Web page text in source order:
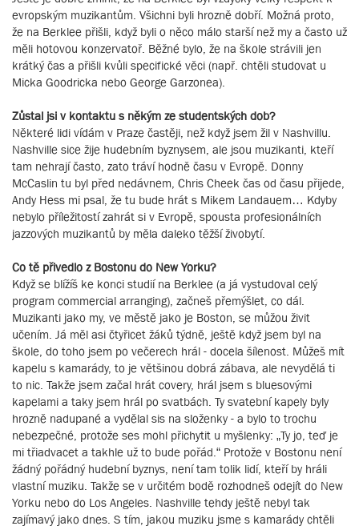
evropským muzikantům. Všichni byli hrozně dobří. Možná proto,
že na Berklee přišli, když byli o něco málo starší než my a často už
měli hotovou konzervatoř. Běžné bylo, že na škole strávili jen
krátký čas a přišli kvůli specifické věci (např. chtěli studovat u
Micka Goodricka nebo George Garzonea).
Zůstal jsi v kontaktu s někým ze studentských dob?
Některé lidi vídám v Praze častěji, než když jsem žil v Nashvillu.
Nashville sice žije hudebním byznysem, ale jsou muzikanti, kteří
tam nehrají často, zato tráví hodně času v Evropě. Donny
McCaslin tu byl před nedávnem, Chris Cheek čas od času přijede,
Andy Hess mi psal, že tu bude hrát s Mikem Landauem… Kdyby
nebylo příležitostí zahrát si v Evropě, spousta profesionálních
jazzových muzikantů by měla daleko těžší živobytí.
Co tě přivedlo z Bostonu do New Yorku?
Když se blížíš ke konci studií na Berklee (a já vystudoval celý
program commercial arranging), začneš přemýšlet, co dál.
Muzikanti jako my, ve městě jako je Boston, se můžou živit
učením. Já měl asi čtyřicet žáků týdně, ještě když jsem byl na
škole, do toho jsem po večerech hrál - docela šílenost. Můžeš mít
kapelu s kamarády, to je většinou dobrá zábava, ale nevydělá ti
to nic. Takže jsem začal hrát covery, hrál jsem s bluesovými
kapelami a taky jsem hrál po svatbách. Ty svatební kapely byly
hrozně nadupané a vydělal sis na složenky - a bylo to trochu
nebezpečné, protože ses mohl přichytit u myšlenky: „Ty jo, teď je
mi třiadvacet a takhle už to bude pořád.“ Protože v Bostonu není
žádný pořádný hudební byznys, není tam tolik lidí, kteří by hráli
vlastní muziku. Takže se v určitém bodě rozhodneš odejít do New
Yorku nebo do Los Angeles. Nashville tehdy ještě nebyl tak
zajímavý jako dnes. S tím, jakou muziku jsme s kamarády chtěli